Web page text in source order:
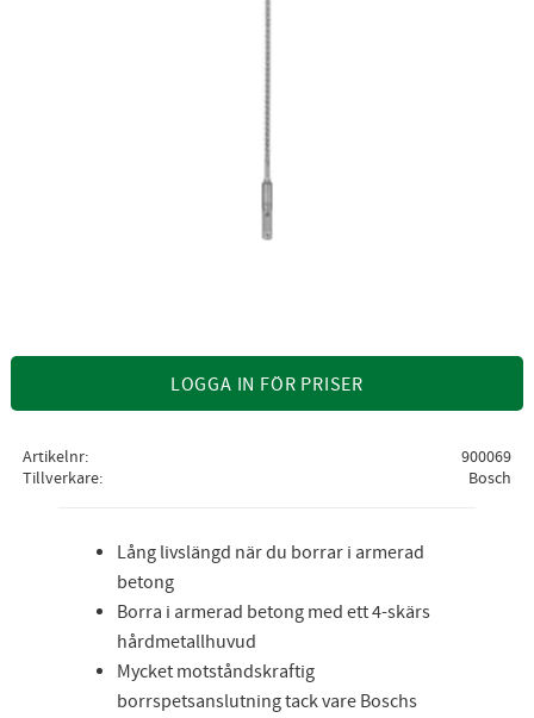
LOGGA IN FÖR PRISER
Artikelnr
900069
Tillverkare
Bosch
Lång livslängd när du borrar i armerad
betong
Borra i armerad betong med ett 4-skärs
hårdmetallhuvud
Mycket motståndskraftig
borrspetsanslutning tack vare Boschs